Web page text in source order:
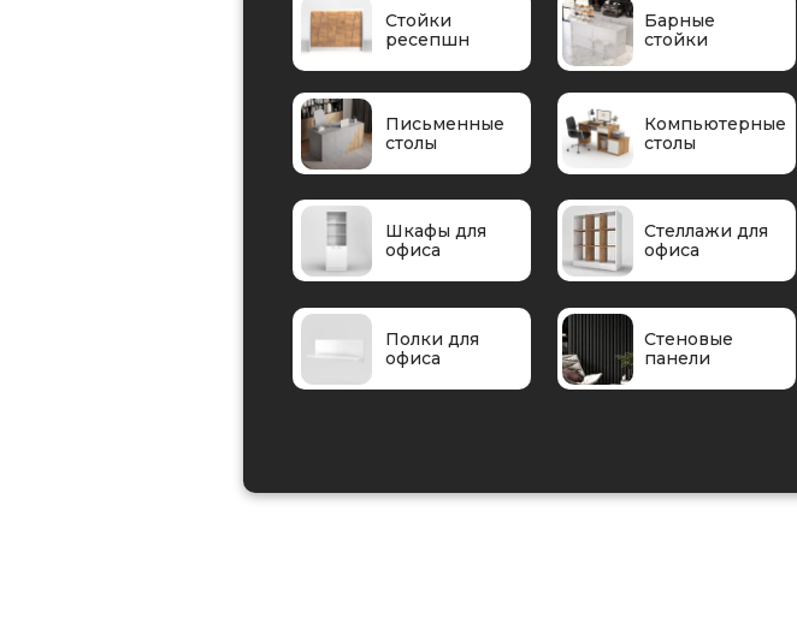
Стойки
ресепшн
Барные
стойки
Письменные
столы
Компьютерные
столы
Шкафы для
офиса
Стеллажи для
офиса
Полки для
офиса
Стеновые
панели